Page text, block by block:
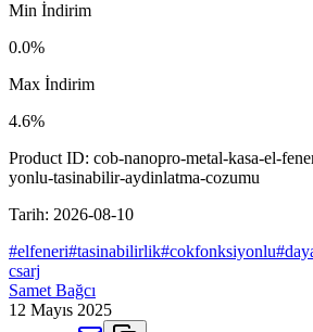
Min İndirim
0.0%
Max İndirim
4.6%
Product ID: cob-nanopro-metal-kasa-el-
yonlu-tasinabilir-aydinlatma-cozumu
Tarih: 2026-08-10
#elfeneri#tasinabilirlik#cokfonksiyonlu#
csarj
Samet Bağcı
12 Mayıs 2025